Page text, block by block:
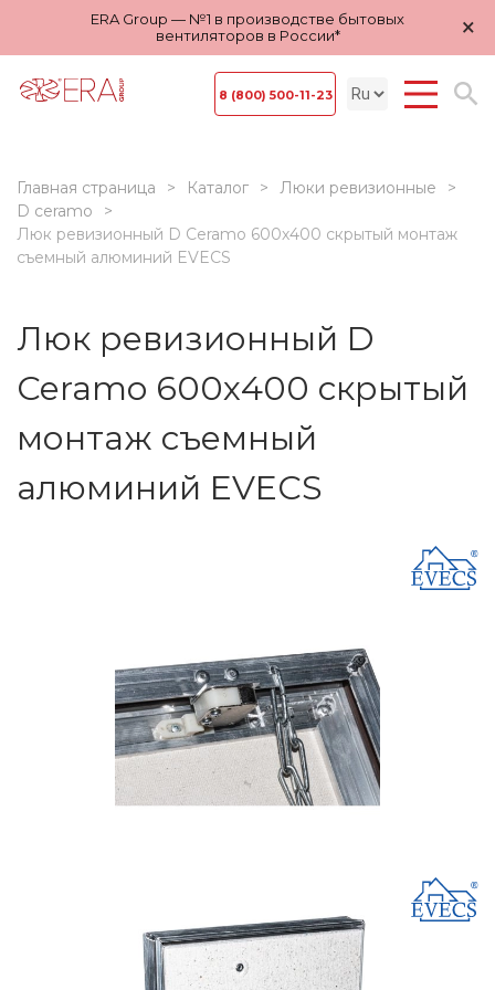
ERA Group — №1 в производстве бытовых
вентиляторов в России*
×
8 (800) 500-11-23
Главная страница Каталог
Люки ревизионные
D ceramo
Люк ревизионный D Ceramo 600х400 скрытый монтаж
съемный алюминий EVECS
Люк ревизионный D
Ceramo 600х400 скрытый
монтаж съемный
алюминий EVECS